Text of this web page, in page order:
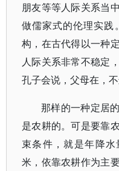
朋友等等人际关系当
做儒家式的伦理实践
构，在古代得以一种
人际关系非常不稳定
孔子会说，父母在，不
那样的一种定居
是农耕的。可是要靠
束条件，就是年降
米，依靠农耕作为主